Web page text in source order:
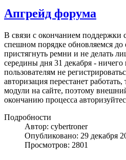
Апгрейд форума
В связи с окончанием поддержки
спешном порядке обновляемся
пристягнуть ремни и не делать
середины дня 31 декабря -
пользователям не
авторизация перестанет
модули на сайте, поэтому
окончанию процесса
Подробности
Автор: cybertroner
Опубликовано: 29 декабря
Просмотров: 2801